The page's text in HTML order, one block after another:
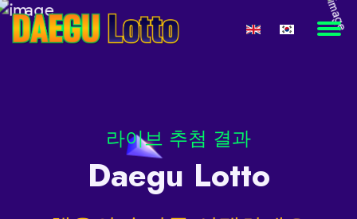
라이브 추첨 결과
Daegu Lotto